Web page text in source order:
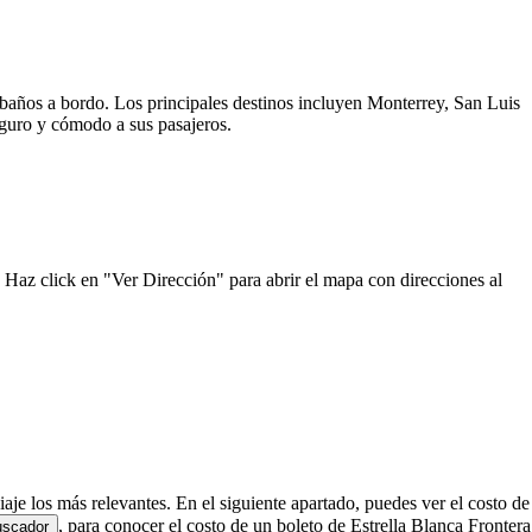
a bordo. Los principales destinos incluyen Monterrey, San Luis
y cómodo a sus pasajeros.
Haz click en "Ver Dirección" para abrir el mapa con direcciones al
los más relevantes. En el siguiente apartado, puedes ver el costo de
, para conocer el costo de un boleto de Estrella Blanca Frontera